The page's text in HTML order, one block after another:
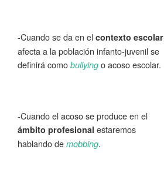
-Cuando se da en el contexto escolar
afecta a la población infanto-juvenil se
definirá como bullying o acoso escolar.
-Cuando el acoso se produce en el
ámbito profesional estaremos
hablando de mobbing.